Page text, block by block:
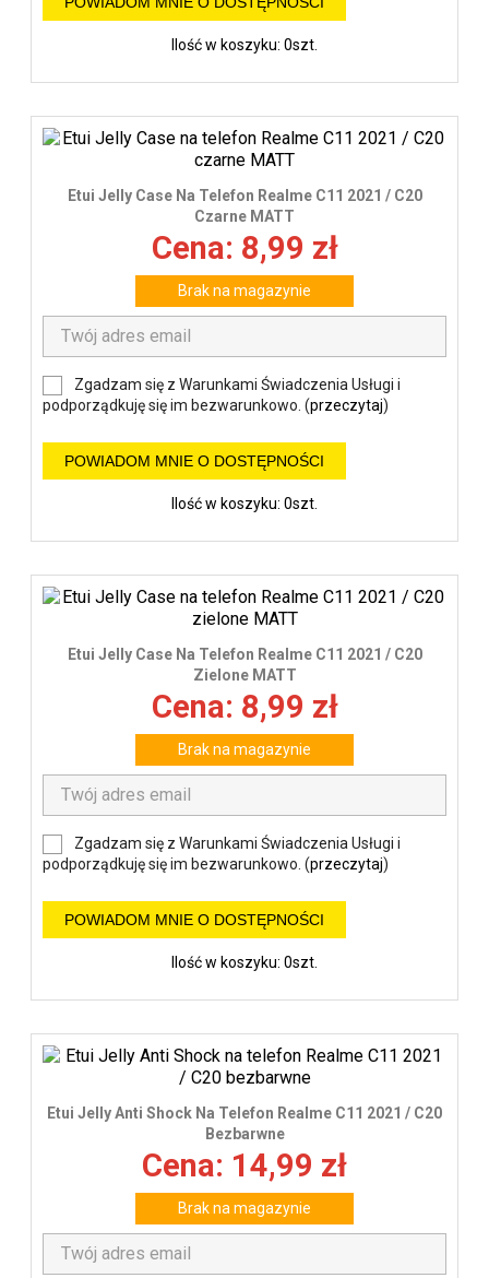
Ilość w koszyku: 0szt.
Etui Jelly Case Na Telefon Realme C11 2021 / C20
Czarne MATT
Cena: 8,99 zł
Brak na magazynie
Zgadzam się z Warunkami Świadczenia Usługi i
podporządkuję się im bezwarunkowo. (przeczytaj)
POWIADOM MNIE O DOSTĘPNOŚCI
Ilość w koszyku: 0szt.
Etui Jelly Case Na Telefon Realme C11 2021 / C20
Zielone MATT
Cena: 8,99 zł
Brak na magazynie
Zgadzam się z Warunkami Świadczenia Usługi i
podporządkuję się im bezwarunkowo. (przeczytaj)
POWIADOM MNIE O DOSTĘPNOŚCI
Ilość w koszyku: 0szt.
Etui Jelly Anti Shock Na Telefon Realme C11 2021 / C20
Bezbarwne
Cena: 14,99 zł
Brak na magazynie